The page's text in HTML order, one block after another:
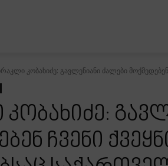
კობახიძე: გავლენიანი ძალები
ჩვენი